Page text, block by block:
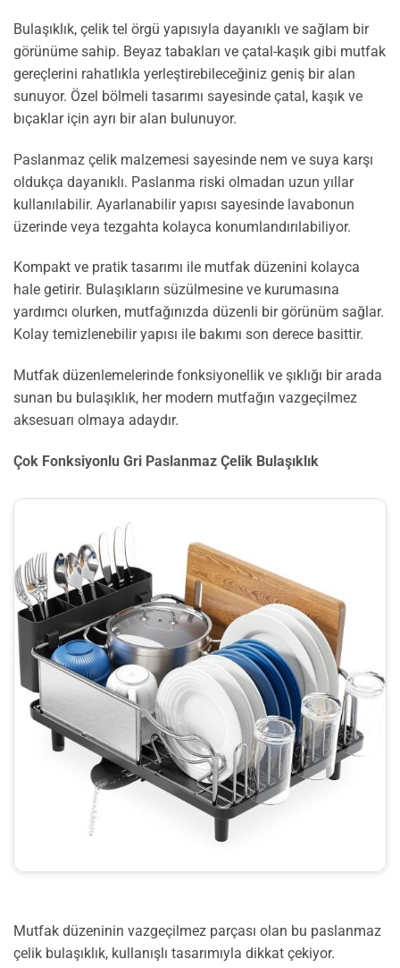
Bulaşıklık, çelik tel örgü yapısıyla dayanıklı ve sağlam bir
görünüme sahip. Beyaz tabakları ve çatal-kaşık gibi mutfak
gereçlerini rahatlıkla yerleştirebileceğiniz geniş bir alan
sunuyor. Özel bölmeli tasarımı sayesinde çatal, kaşık ve
bıçaklar için ayrı bir alan bulunuyor.
Paslanmaz çelik malzemesi sayesinde nem ve suya karşı
oldukça dayanıklı. Paslanma riski olmadan uzun yıllar
kullanılabilir. Ayarlanabilir yapısı sayesinde lavabonun
üzerinde veya tezgahta kolayca konumlandırılabiliyor.
Kompakt ve pratik tasarımı ile mutfak düzenini kolayca
hale getirir. Bulaşıkların süzülmesine ve kurumasına
yardımcı olurken, mutfağınızda düzenli bir görünüm sağlar.
Kolay temizlenebilir yapısı ile bakımı son derece basittir.
Mutfak düzenlemelerinde fonksiyonellik ve şıklığı bir arada
sunan bu bulaşıklık, her modern mutfağın vazgeçilmez
aksesuarı olmaya adaydır.
Çok Fonksiyonlu Gri Paslanmaz Çelik Bulaşıklık
Mutfak düzeninin vazgeçilmez parçası olan bu paslanmaz
çelik bulaşıklık, kullanışlı tasarımıyla dikkat çekiyor.